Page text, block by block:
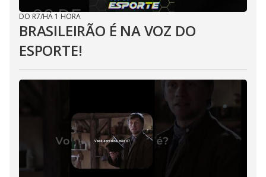
DO R7/HÁ 1 HORA
BRASILEIRÃO É NA VOZ DO
ESPORTE!